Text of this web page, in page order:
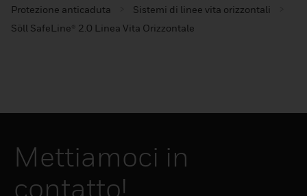
Protezione anticaduta
Sistemi di linee vita orizzontali
Söll SafeLine® 2.0 Linea Vita Orizzontale
Mettiamoci in
contatto!